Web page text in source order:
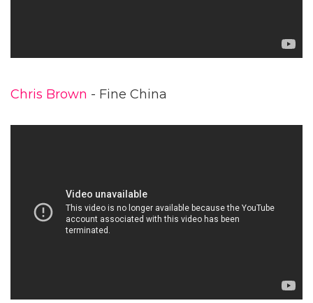
Chris Brown - Fine China